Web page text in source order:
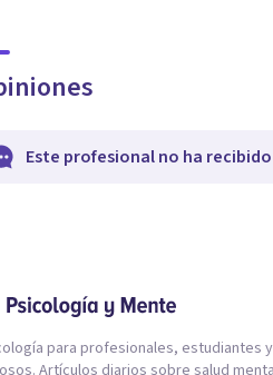
Este profesional no ha
para profesionales, estudiantes y
Artículos diarios sobre salud